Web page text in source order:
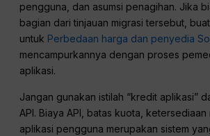
pengguna, dan asumsi penagihan. Jika
bagian dari tinjauan migrasi tersebut,
untuk Perbedaan harga dan penyedia
mencampurkannya dengan proses
aplikasi.
Jangan gunakan istilah “kredit aplikasi”
API. Biaya API, batas kuota,
aplikasi pengguna merupakan sistem